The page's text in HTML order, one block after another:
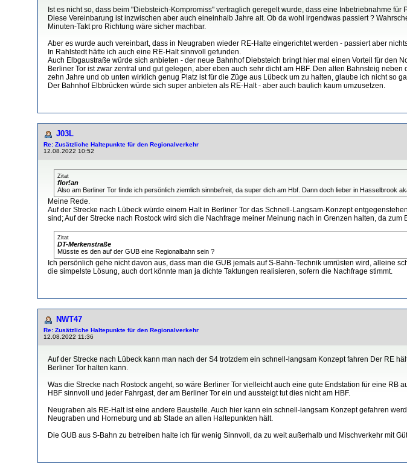
Ist es nicht so, dass beim "Diebsteich-Kompromiss" vertraglich geregelt wurde, dass eine Inbetriebnahme für
Diese Vereinbarung ist inzwischen aber auch eineinhalb Jahre alt. Ob da wohl irgendwas passiert ?
Minuten-Takt pro Richtung wäre sicher machbar.
Aber es wurde auch vereinbart, dass in Neugraben wieder RE-Halte eingerichtet werden - passiert aber
In Rahlstedt hätte ich auch eine RE-Halt sinnvoll gefunden.
Auch Elbgaustraße würde sich anbieten - der neue Bahnhof Diebsteich bringt hier mal einen Vorteil für den
Berliner Tor ist zwar zentral und gut gelegen, aber eben auch sehr dicht am HBF. Den alten Bahnsteig
zehn Jahre und ob unten wirklich genug Platz ist für die Züge aus Lübeck um zu halten, glaube ich nicht so
Der Bahnhof Elbbrücken würde sich super anbieten als RE-Halt - aber auch baulich kaum umzusetzen.
J03L
Re: Zusätzliche Haltepunkte für den Regionalverkehr
12.08.2022 10:52
Zitat
flor!an
Also am Berliner Tor finde ich persönlich ziemlich sinnbefreit, da super dich am Hbf. Dann doch lieber in
Meine Rede.
Auf der Strecke nach Lübeck würde einem Halt in Berliner Tor das Schnell-Langsam-Konzept
sind; Auf der Strecke nach Rostock wird sich die Nachfrage meiner Meinung nach in Grenzen halten, da
Zitat
DT-Merkenstraße
Müsste es den auf der GUB eine Regionalbahn sein ?
Ich persönlich gehe nicht davon aus, dass man die GUB jemals auf S-Bahn-Technik umrüsten wird, alleine
die simpelste Lösung, auch dort könnte man ja dichte Taktungen realisieren, sofern die Nachfrage stimmt.
NWT47
Re: Zusätzliche Haltepunkte für den Regionalverkehr
12.08.2022 11:36
Auf der Strecke nach Lübeck kann man nach der S4 trotzdem ein schnell-langsam Konzept fahren Der RE
Berliner Tor halten kann.
Was die Strecke nach Rostock angeht, so wäre Berliner Tor vielleicht auch eine gute Endstation für eine
HBF sinnvoll und jeder Fahrgast, der am Berliner Tor ein und aussteigt tut dies nicht am HBF.
Neugraben als RE-Halt ist eine andere Baustelle. Auch hier kann ein schnell-langsam Konzept gefahren
Neugraben und Horneburg und ab Stade an allen Haltepunkten hält.
Die GUB aus S-Bahn zu betreiben halte ich für wenig Sinnvoll, da zu weit außerhalb und Mischverkehr mit